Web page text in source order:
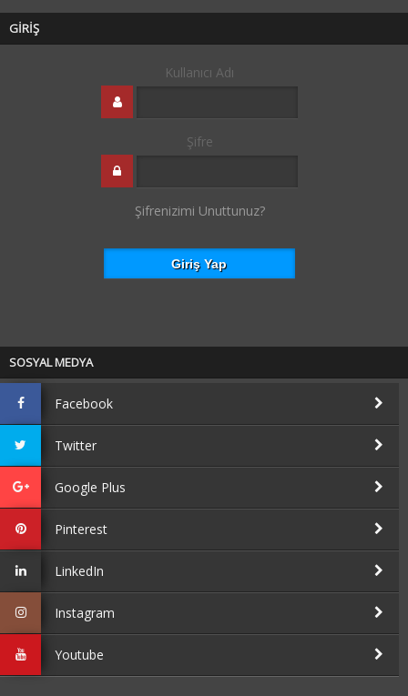
GİRİŞ
Kullanıcı Adı
Şifre
Şifrenizimi Unuttunuz?
SOSYAL MEDYA
Facebook
Twitter
Google Plus
Pinterest
LinkedIn
Instagram
Youtube